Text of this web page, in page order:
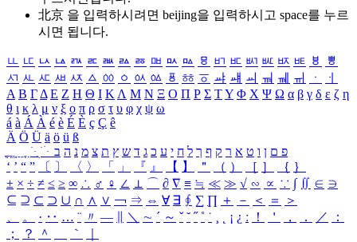
北京 을 입력하시려면 beijing을 입력하시고 space를 누르
시면 됩니다.
ㅥ ㅦ ㅧ ㅨ ㅩ ㅪ ㅫ ㅬ ㅭ ㅮ ㅯ ㅰ ㅱ ㅲ ㅳ ㅴ ㅵ ㅶ ㅷ ㅸ
ㅹ
ㅺ ㅻ ㅼ ㅽ ㅾ ㅿ ㆀ ㆁ ㆂ ㆃ ㆄ ㆅ ㆆ ㆇ ㆈ ㆉ ㆊ ㆋ ㆌ ㆍ
ㆎ
Α Β ΓΔ Ε Ζ Η Θ Ι ΚΛ Μ Ν Ξ Ο Π Ρ Σ ΤΥ Φ Χ Ψ Ω α β γ δ ε ζ η
θ ι κ λ μ ν ξ ο π ρ σ τ υ φ χ ψ ω
á à Á À é è É È ç Ç ê
Ä Ö Ü ä ö ü ß
ִֶֹ ֻּ ׁׂ פ ם ן ו ט א ר ק ף ך ל ח י ע כ ג ד ש ץ ת צ מ נ ה ב
‘ ’ “ ” 〔 〕 〈 〉 「 」 『 』 【 】 ＂ （ ） ［ ］ ｛ ｝
± × ÷ ≠ ≤ ≥ ∞ ∴ ♂ ♀ ∠ ⊥ ⌒ ∂ ∇ ≡ ≒ ≪ ≫ √ ∽ ∝ ∵ ∫ ∬ ∈ ∋
⊆ ⊇ ⊂ ⊃ ∪ ∩ ∧ ∨ ￢ ⇒ ⇔ ∀ ∃ ∮ ∑ ∏ ＋ － ＜ ＝
＞
、
。 · ‥ … ¨ 〃 ― ＼ ∼ ´ ～ ˇ ˘ ˝ ˚ ˙ ¸ ¡ ¿ ː ！ ＇ ， ． ／
：
；
？ ＾ ｀